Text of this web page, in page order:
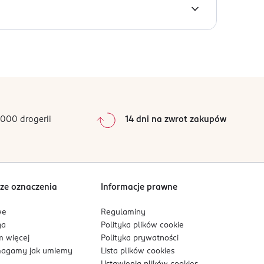
g <1,5 g
produktu zalecana w ciągu dnia: 3 tabletki.
substytut(zamiennik) zróżnicowanej diety.
zamkniętym opakowaniu.
0%
Sortowanie wgdata: od najnowszej
drogerii 14 dni na zwrot zakupów
oznaczenia
więcej
jak umiemy
Informacje prawne
Regulaminy
Polityka plikówcookie
Polityka prywatności
Lista plikówcookies